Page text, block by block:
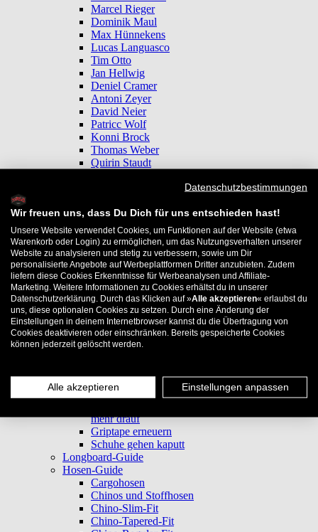
Marcel Rieger
Dominik Maul
Max Hünnekens
Lucas Languasco
Tim Otto
Jan Hellwig
Deniel Cramer
Antoni Zeyer
David Neier
Patricc Wolf
Konni Brock
Thomas Weber
Quirin Staudt
Thomas Prochaska
Jan Rehring
Sanne van Linder
Alex Kililis
Jessica Tran
Maya Dreger
Benjamin Botta
Noel Schaerer
Victor Bass
Shop Teams
Wiki
Deck "gechipped"
Kugellager laufen schlecht
mehr drauf
Griptape erneuern
Schuhe gehen kaputt
Longboard-Guide
Hosen-Guide
Cargohosen
Chinos und Stoffhosen
Chino-Slim-Fit
Chino-Tapered-Fit
Datenschutzbestimmungen
Wir freuen uns, dass Du Dich für uns entschieden hast!
Unsere Website verwendet Cookies, um Funktionen auf der Website (etwa
Warenkorb oder Login) zu ermöglichen, um das Nutzungsverhalten unserer
Website zu analysieren und stetig zu verbessern, sowie um Dir
personalisierte Angebote auf Werbeplattformen Dritter anzubieten. Zudem
liefern diese Cookies Erkenntnisse für Werbeanalysen und Affiliate-
Marketing. Weitere Informationen zu Cookies erhältst du in unserer
Datenschutzerklärung. Durch das Klicken auf »Alle akzeptieren« erlaubst du
uns, diese optionalen Cookies zu setzen. Durch eine Änderung der
Einstellungen in deinem Internetbrowser kannst du die Übertragung von
Cookies deaktivieren oder einschränken. Bereits gespeicherte Cookies
können jederzeit gelöscht werden.
Alle akzeptieren Einstellungen anpassen